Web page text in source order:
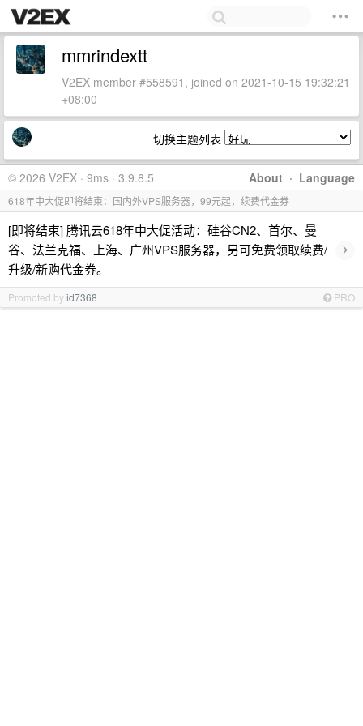
mmrindextt
V2EX member #558591, joined on 2021-10-15 19:32:21
+08:00
切换主题列表
About · Language
© 2026 V2EX · 9ms · 3.9.8.5
618年中大促即将结束：国内外VPS服务器，99元起，续费代金券
[即将结束] 腾讯云618年中大促活动：硅谷CN2、首尔、曼
谷、法兰克福、上海、广州VPS服务器，另可免费领取续费/
升级/新购代金券。
›
Promoted byid7368 PRO